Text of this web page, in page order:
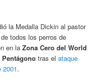
la Medalla Dickin al pastor
todos los perros de
en laZona Cero del World
Pentágono tras elataque
.